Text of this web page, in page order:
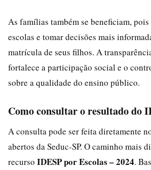
As famílias também se beneficiam,
escolas e tomar decisões mais
matrícula de seus filhos. A
fortalece a participação social e o
sobre a qualidade do ensino público.
Como consultar o resultado do
A consulta pode ser feita diretamente
abertos da Seduc-SP. O caminho mais
recurso IDESP por Escolas – 2024.